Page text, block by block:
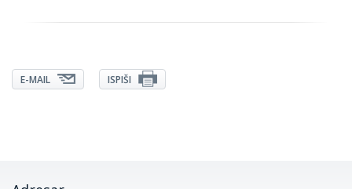
E-MAIL ISPIŠI